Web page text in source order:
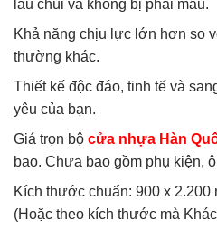
lau chùi và không bị phai màu.
Khả năng chịu lực lớn hơn so
thường khác.
Thiết kế độc đáo, tinh tế và
yêu của bạn.
Giá trọn bộ cửa nhựa Hàn
bao. Chưa bao gồm phụ kiện,
Kích thước chuẩn: 900 x 2.200
(Hoặc theo kích thước mà